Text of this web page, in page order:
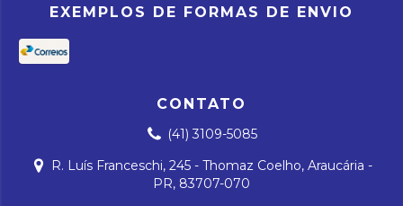
EXEMPLOS DE FORMAS DE ENVIO
CONTATO
(41) 3109-5085
R. Luís Franceschi, 245 - Thomaz Coelho, Araucária -
PR, 83707-070